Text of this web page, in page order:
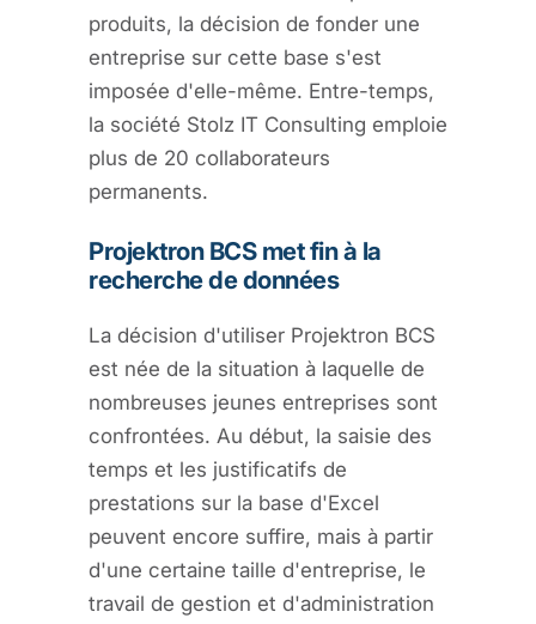
produits, la décision de fonder une
entreprise sur cette base s'est
imposée d'elle-même. Entre-temps,
la société Stolz IT Consulting emploie
plus de 20 collaborateurs
permanents.
Projektron BCS met fin à la
recherche de données
La décision d'utiliser Projektron BCS
est née de la situation à laquelle de
nombreuses jeunes entreprises sont
confrontées. Au début, la saisie des
temps et les justificatifs de
prestations sur la base d'Excel
peuvent encore suffire, mais à partir
d'une certaine taille d'entreprise, le
travail de gestion et d'administration